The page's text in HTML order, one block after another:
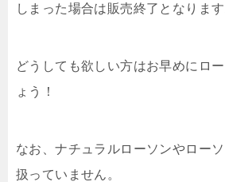
しまった場合は販売終了となります
どうしても欲しい方はお早めにロ
ょう！
なお、ナチュラルローソンやロー
扱っていません。